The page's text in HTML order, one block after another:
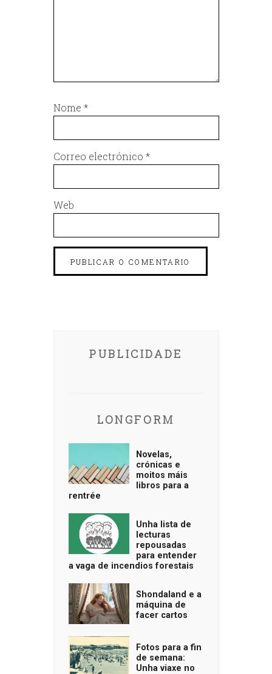
Nome *
Correo electrónico *
Web
PUBLICIDADE
LONGFORM
Novelas,
crónicas e
moitos máis
libros para a
rentrée
Unha lista de
lecturas
repousadas
para entender
a vaga de incendios forestais
Shondaland e a
máquina de
facer cartos
Fotos para a fin
de semana:
Unha viaxe no